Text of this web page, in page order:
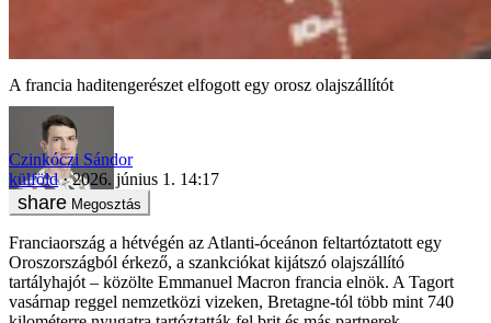
A francia haditengerészet elfogott egy orosz olajszállítót
Czinkóczi Sándor
külföld
2026. június 1. 14:17
Megosztás
Franciaország a hétvégén az Atlanti-óceánon feltartóztatott egy
Oroszországból érkező, a szankciókat kijátszó olajszállító
tartályhajót – közölte Emmanuel Macron francia elnök. A Tagort
vasárnap reggel nemzetközi vizeken, Bretagne-tól több mint 740